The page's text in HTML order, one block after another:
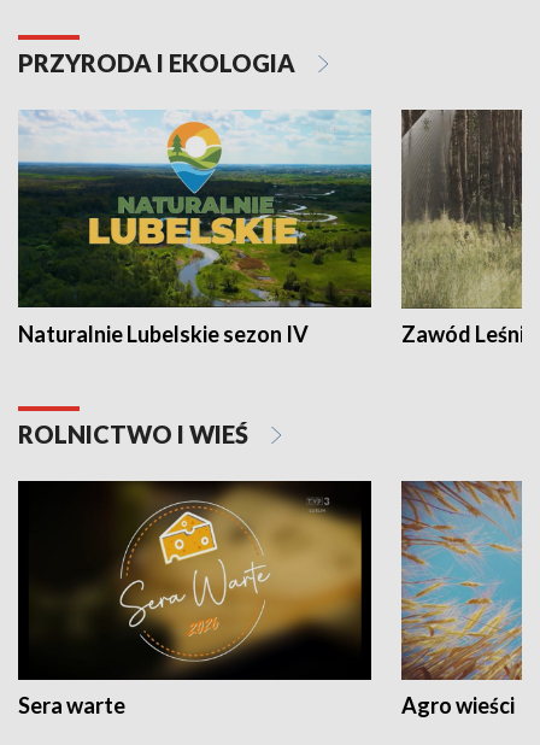
PRZYRODA I EKOLOGIA
Naturalnie Lubelskie sezon IV Zawód Leśnik
ROLNICTWO I WIEŚ
Sera warte Agro wieści